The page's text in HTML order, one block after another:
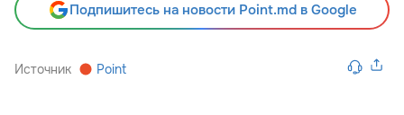
Подпишитесь на новости Point.md в Google
Источник Point